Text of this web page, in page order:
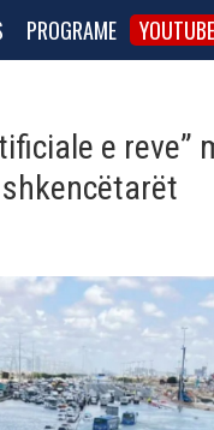
PROGRAME YOUTUBE
e reve”